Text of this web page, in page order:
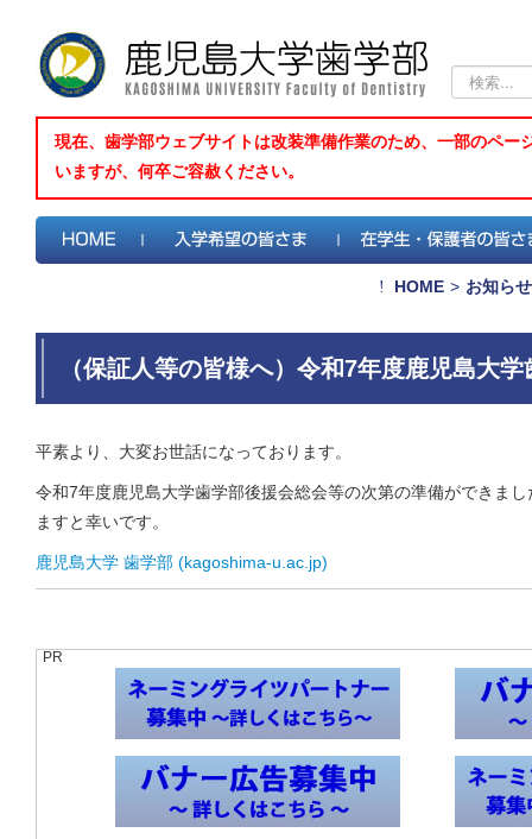
索...
現在、歯学部ウェブサイトは改装準備作業のため、一部のペ
いますが、何卒ご容赦ください。
HOME > お知らせ
（保証人等の皆様へ）令和7年度鹿児島大
まして
平素より、大変お世話になっております。
令和7年度鹿児島大学歯学部後援会総会等の次第の準備ができま
ますと幸いです。
鹿児島大学 歯学部 (kagoshima-u.ac.jp)
PR